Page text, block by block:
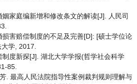
家庭编新增和修改条文的解读[J]. 人民司
害赔偿制度的不足及完善[D]: [硕士学位论
学, 2017.
度新探[J]. 湖北大学学报(哲学社会科学
85.
. 最高人民法院指导性案例裁判规则理解与